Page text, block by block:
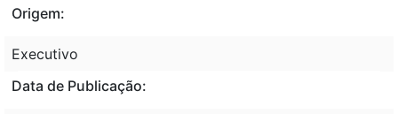
Origem:
Executivo
Data de Publicação: